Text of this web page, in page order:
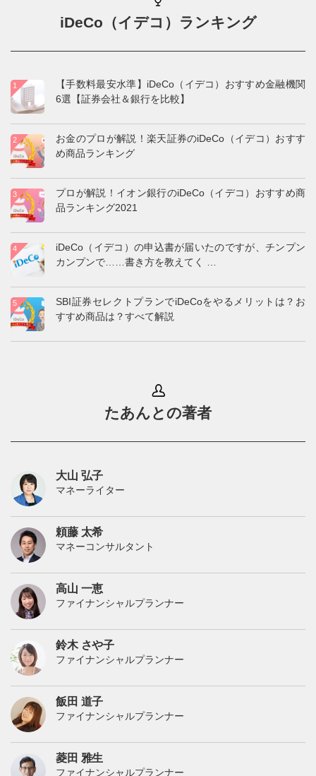
iDeCo（イデコ）ランキング
【手数料最安水準】iDeCo（イデコ）おすすめ金融機関
お金のプロが解説！楽天証券のiDeCo（イデコ）おすす
iDeCo（イデコ）の申込書が届いたのですが、チンプン
SBI証券セレクトプランでiDeCoをやるメリットは？お
すすめ商品は？すべて解説
大山 弘子
マネーライター
頼藤 太希
マネーコンサルタント
高山 一恵